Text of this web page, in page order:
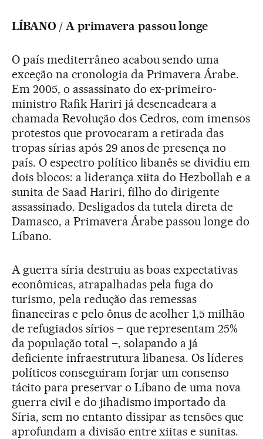
LÍBANO / A primavera passou longe
O país mediterrâneo acabou sendo uma
exceção na cronologia da Primavera Árabe.
Em 2005, o assassinato do ex-primeiro-
ministro Rafik Hariri já desencadeara a
chamada Revolução dos Cedros, com imensos
protestos que provocaram a retirada das
tropas sírias após 29 anos de presença no
país. O espectro político libanês se dividiu em
dois blocos: a liderança xiita do Hezbollah e a
sunita de Saad Hariri, filho do dirigente
assassinado. Desligados da tutela direta de
Damasco, a Primavera Árabe passou longe do
Líbano.
A guerra síria destruiu as boas expectativas
econômicas, atrapalhadas pela fuga do
turismo, pela redução das remessas
financeiras e pelo ônus de acolher 1,5 milhão
de refugiados sírios – que representam 25%
da população total –, solapando a já
deficiente infraestrutura libanesa. Os líderes
políticos conseguiram forjar um consenso
tácito para preservar o Líbano de uma nova
guerra civil e do jihadismo importado da
Síria, sem no entanto dissipar as tensões que
aprofundam a divisão entre xiitas e sunitas.